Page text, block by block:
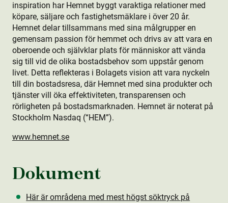
inspiration har Hemnet byggt varaktiga relationer med
köpare, säljare och fastighetsmäklare i över 20 år.
Hemnet delar tillsammans med sina målgrupper en
gemensam passion för hemmet och drivs av att vara en
oberoende och självklar plats för människor att vända
sig till vid de olika bostads­behov som uppstår genom
livet. Detta reflekteras i Bolagets vision att vara nyckeln
till din bostads­resa, där Hemnet med sina produkt­er och
tjänster vill öka effektiviteten, transparensen och
rörligheten på bostads­marknaden. Hemnet är noterat på
Stockholm Nasdaq (“HEM”).
www.hemnet.se
Dokument
Här är områdena med mest högst söktryck på